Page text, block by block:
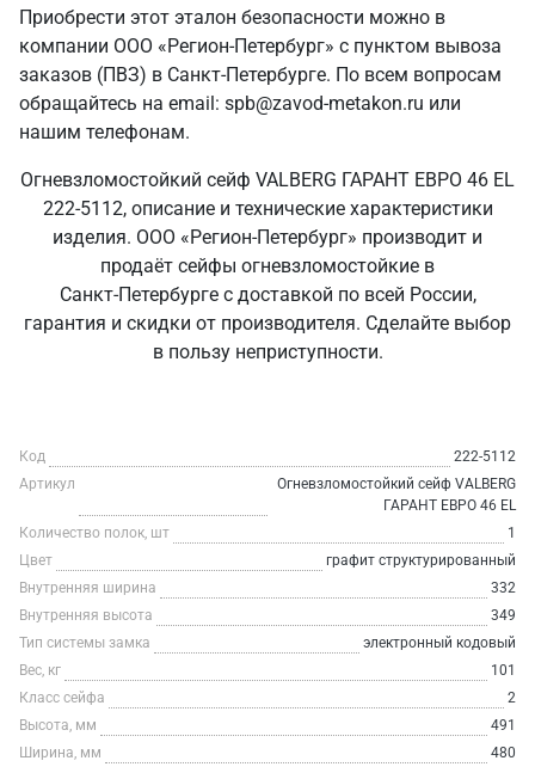
Приобрести этот эталон безопасности можно в
компании ООО «Регион-Петербург» с пунктом вывоза
заказов (ПВЗ) в Санкт‑Петербурге. По всем вопросам
обращайтесь на email: spb@zavod-metakon.ru или
нашим телефонам.
Огневзломостойкий сейф VALBERG ГАРАНТ ЕВРО 46 EL
222-5112, описание и технические характеристики
изделия. ООО «Регион-Петербург» производит и
продаёт сейфы огневзломостойкие в
Санкт‑Петербурге с доставкой по всей России,
гарантия и скидки от производителя. Сделайте выбор
в пользу неприступности.
Код
222-5112
Артикул
Огневзломостойкий сейф VALBERG
ГАРАНТ ЕВРО 46 EL
Количество полок, шт
1
Цвет
графит структурированный
Внутренняя ширина
332
Внутренняя высота
349
Тип системы замка
электронный кодовый
Вес, кг
101
Класс сейфа
2
Высота, мм
491
Ширина, мм
480